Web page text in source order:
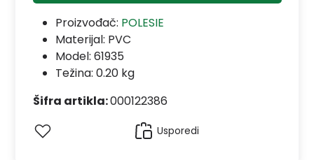
Proizvođač: POLESIE
Materijal: PVC
Model: 61935
Težina: 0.20 kg
Šifra artikla:000122386
Usporedi